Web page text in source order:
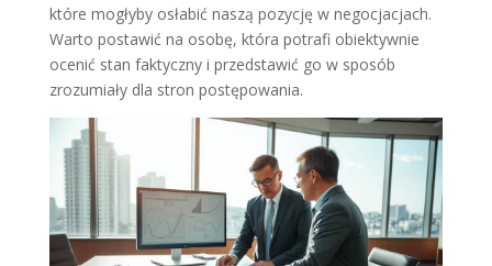
które mogłyby osłabić naszą pozycję w negocjacjach.
Warto postawić na osobę, która potrafi obiektywnie
ocenić stan faktyczny i przedstawić go w sposób
zrozumiały dla stron postępowania.